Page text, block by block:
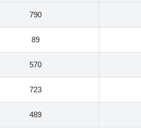
790
89
570
723
489